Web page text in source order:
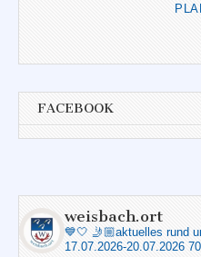
FACEBOOK
weisbach.ort
💙🤍 🤳🏼aktuelles rund
17.07.2026-20.07.2026